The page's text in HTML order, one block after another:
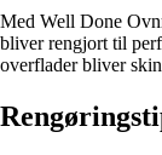
Med Well Done
bliver rengjort til
overflader bliver